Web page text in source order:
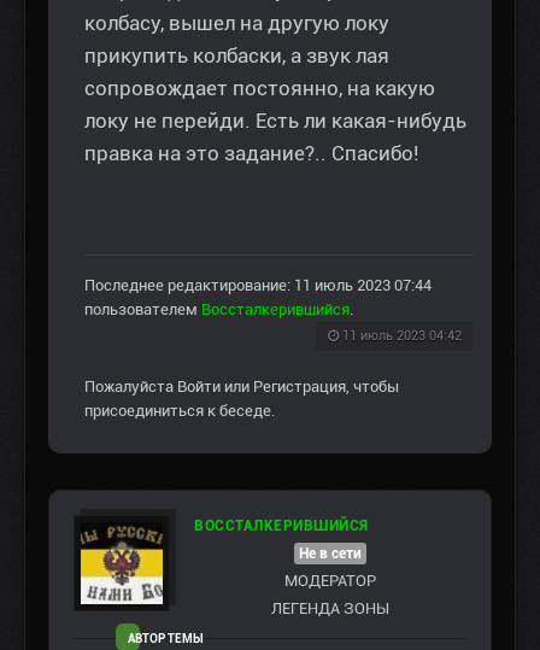
колбасу, вышел на другую локу
прикупить колбаски, а звук лая
сопровождает постоянно, на какую
локу не перейди. Есть ли какая-нибудь
правка на это задание?.. Спасибо!
Последнее редактирование: 11 июль 2023 07:44
пользователем Воссталкерившийся
11 июль 2023 04:42
Пожалуйста Войти или Регистрация , чтобы
присоединиться к беседе.
ВОССТАЛКЕРИВШИЙСЯ
АВТОР ТЕМЫ
Не в сети
МОДЕРАТОР
ЛЕГЕНДА ЗОНЫ